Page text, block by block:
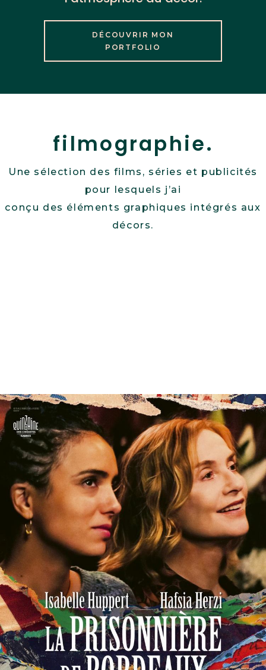
DÉCOUVRIR MON
PORTFOLIO
filmographie.
Une sélection des films, séries et publicités
pour lesquels j’ai
conçu des éléments graphiques intégrés aux
décors.